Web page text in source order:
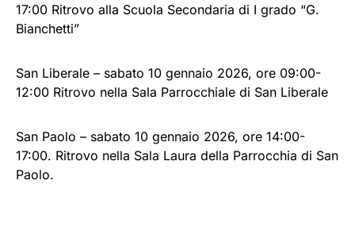
17:00 Ritrovo alla Scuola Secondaria di I grado “G.
Bianchetti”
San Liberale – sabato 10 gennaio 2026, ore 09:00-
12:00 Ritrovo nella Sala Parrocchiale di San Liberale
San Paolo – sabato 10 gennaio 2026, ore 14:00-
17:00. Ritrovo nella Sala Laura della Parrocchia di San
Paolo.